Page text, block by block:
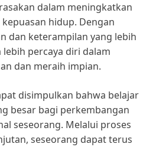
dalam meningkatkan
hidup. Dengan
dan keterampilan yang lebih
percaya diri dalam
dan meraih impian.
disimpulkan bahwa belajar
besar bagi perkembangan
seseorang. Melalui proses
seseorang dapat terus